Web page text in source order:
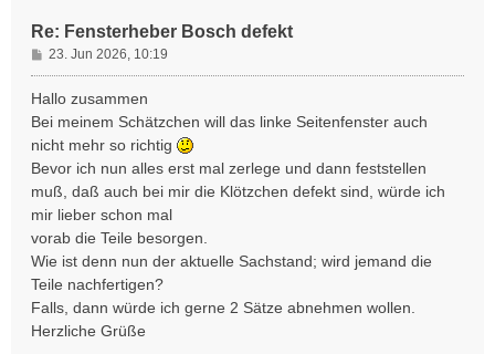
Re: Fensterheber Bosch defekt
B
e
i
a
g
23. Jun 2026, 10:19
Hallo zusammen
Bei meinem Schätzchen will das linke Seitenfenster auch
nicht mehr so richtig
Bevor ich nun alles erst mal zerlege und dann feststellen
muß, daß auch bei mir die Klötzchen defekt sind, würde ich
mir lieber schon mal
vorab die Teile besorgen.
Wie ist denn nun der aktuelle Sachstand; wird jemand die
Teile nachfertigen?
Falls, dann würde ich gerne 2 Sätze abnehmen wollen.
Herzliche Grüße